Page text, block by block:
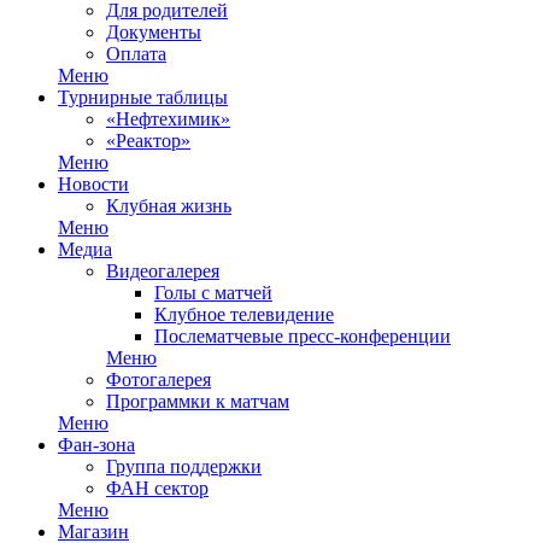
Для родителей
Документы
Оплата
Меню
Турнирные таблицы
«Нефтехимик»
«Реактор»
Меню
Новости
Клубная жизнь
Меню
Медиа
Видеогалерея
Голы с матчей
Клубное телевидение
Послематчевые пресс-конференции
Меню
Фотогалерея
Программки к матчам
Меню
Фан-зона
Группа поддержки
ФАН сектор
Меню
Магазин